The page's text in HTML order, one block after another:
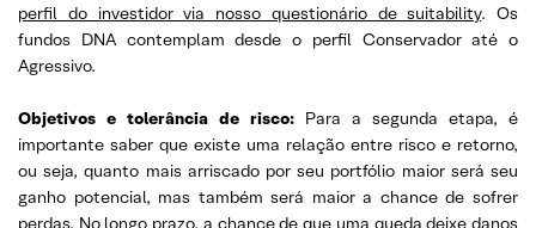
perfil do investidor via nosso questionário de suitability. Os
fundos DNA contemplam desde o perfil Conservador até o
Agressivo.
Objetivos e tolerância de risco: Para a segunda etapa, é
importante saber que existe uma relação entre risco e retorno,
ou seja, quanto mais arriscado por seu portfólio maior será seu
ganho potencial, mas também será maior a chance de sofrer
perdas. No longo prazo, a chance de que uma queda deixe danos